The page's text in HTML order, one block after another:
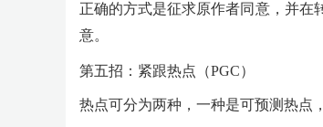
正确的方式是征求原作者同意，并在
意。
第五招：紧跟热点（PGC）
热点可分为两种，一种是可预测热点